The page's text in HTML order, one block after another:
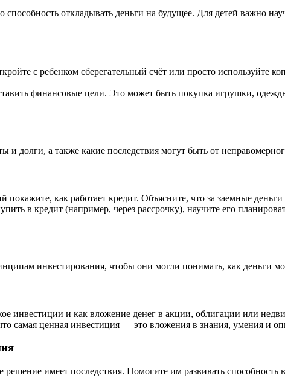
откладывать деньги на будущее. Для детей важно
с ребенком сберегательный счёт или просто используйте
финансовые цели. Это может быть покупка игрушки,
и долги, а также какие последствия могут быть от
покажите, как работает кредит. Объясните, что за заемные
в кредит (например, через рассрочку), научите его
инвестирования, чтобы они могли понимать, как деньги
инвестиции и как вложение денег в акции, облигации или
самая ценная инвестиция — это вложения в знания, умения и
имеет последствия. Помогите им развивать способность